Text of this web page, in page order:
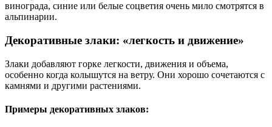
винограда, синие или белые соцветия очень мило смотрятся в
альпинарии.
Декоративные злаки: «легкость и движение»
Злаки добавляют горке легкости, движения и объема,
особенно когда колышутся на ветру. Они хорошо сочетаются с
камнями и другими растениями.
Примеры декоративных злаков: